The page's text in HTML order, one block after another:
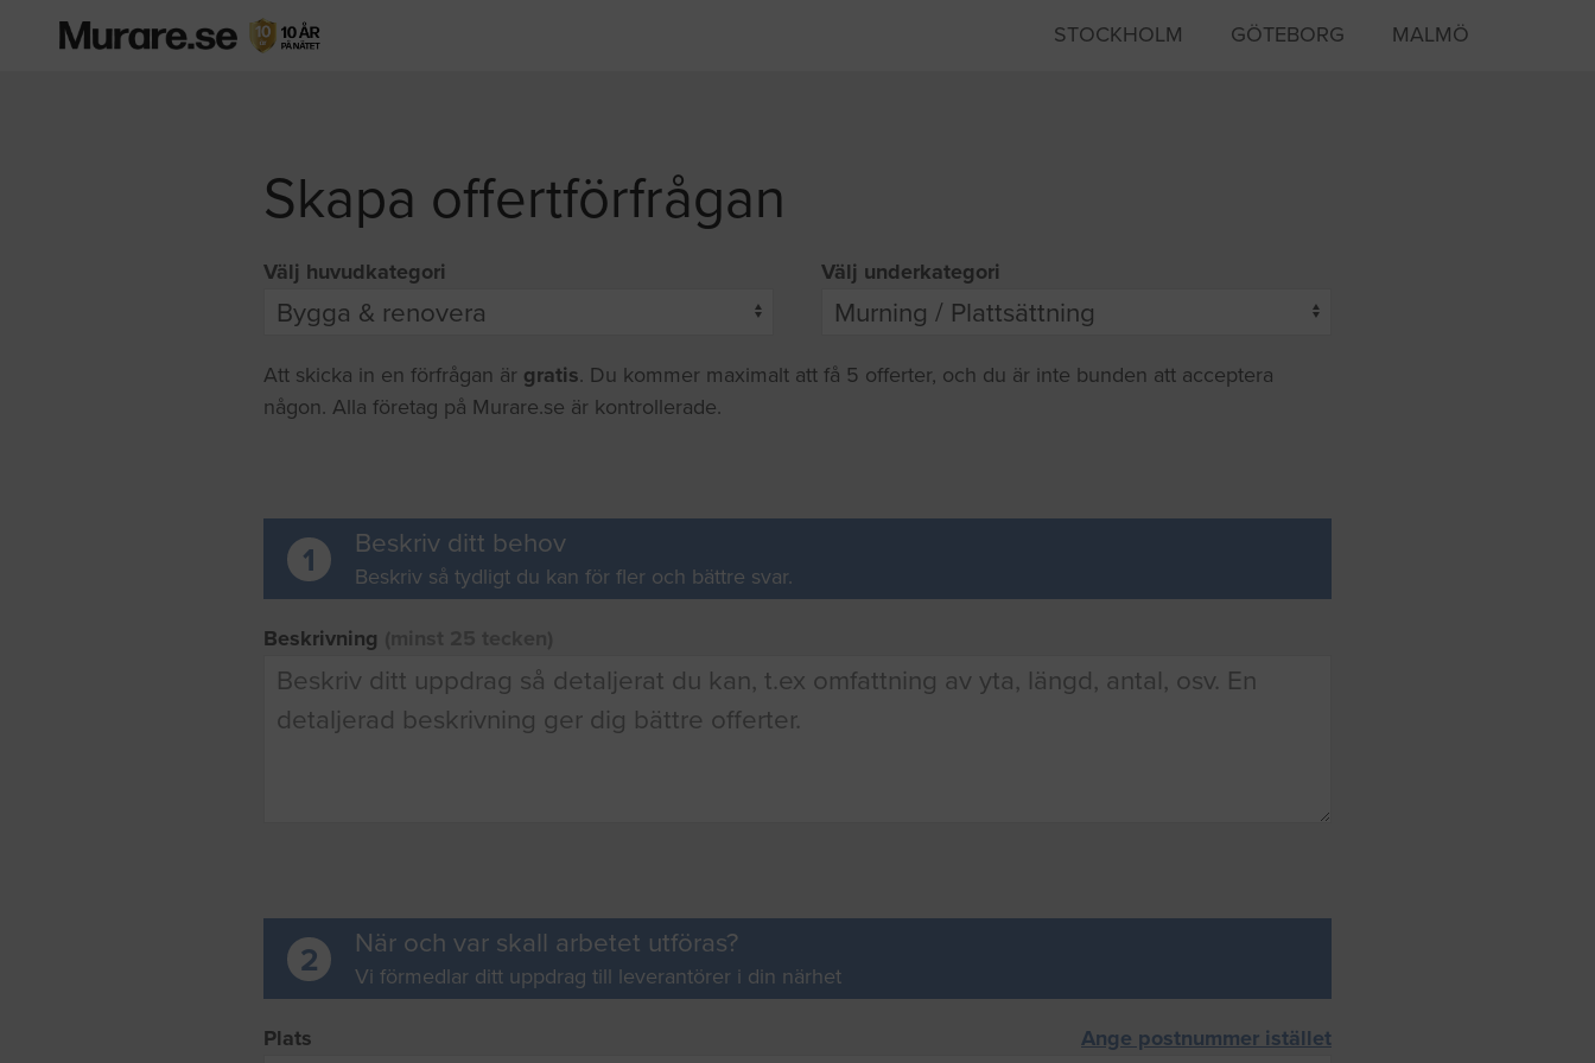
STOCKHOLM GÖTEBORG MALMÖ
Skapa offertförfrågan
Välj huvudkategori Välj underkategori
Att skicka in en förfrågan är gratis. Du kommer maximalt att få 5 offerter, och du är inte bunden att acceptera
någon. Alla företag på Murare.se är kontrollerade.
1 Beskriv ditt behov
Beskriv så tydligt du kan för fler och bättre svar.
Beskrivning
2 När och var skall arbetet utföras?
Vi förmedlar ditt uppdrag till leverantörer i din närhet
Plats Ange postnummer istället